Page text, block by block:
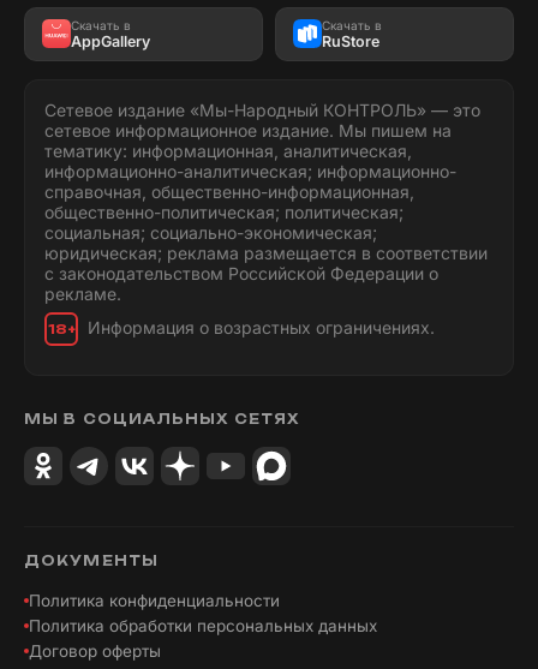
Скачать в
AppGallery
Скачать в
RuStore
Сетевое издание «Мы-Народный КОНТРОЛЬ» — это
сетевое информационное издание. Мы пишем на
тематику: информационная, аналитическая,
информационно-аналитическая; информационно-
справочная, общественно-информационная,
общественно-политическая; политическая;
социальная; социально-экономическая;
юридическая; реклама размещается в соответствии
с законодательством Российской Федерации о
рекламе.
18+ Информация о возрастных ограничениях.
МЫ В СОЦИАЛЬНЫХ СЕТЯХ
ДОКУМЕНТЫ
Политика конфиденциальности
Политика обработки персональных данных
Договор оферты